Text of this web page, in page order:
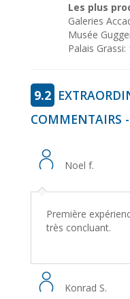
Les plus
Galeries
Musée
Palais
9.2
COMMENTAIRS -
Noel f.
Première
très concluant.
Konrad S.